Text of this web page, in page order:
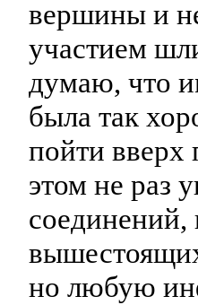
вершины и
участием
думаю, что
была так
пойти вверх
этом не раз
соединений,
но любую